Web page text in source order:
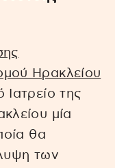
Ηρακλείου
της
μία
θα
των